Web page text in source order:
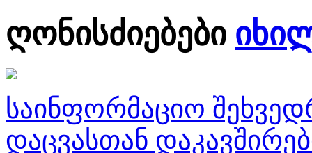
ღონისძიებები
საინფორმაციო
დაცვასთან